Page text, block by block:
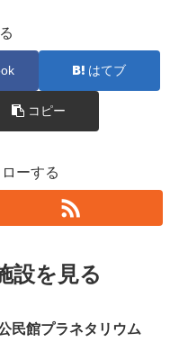
はてブ
コピー
ーする
設を見る
民館プラネタリウム